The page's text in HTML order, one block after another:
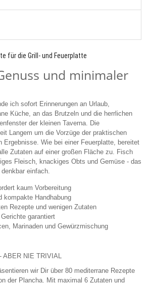
für die Grill- und Feuerplatte
und minimaler
ich sofort Erinnerungen an Urlaub,
Küche, an das Brutzeln und die herrlichen
der kleinen Taverna. Die
Langem um die Vorzüge der praktischen
Ergebnisse. Wie bei einer Feuerplatte, bereitet
Zutaten auf einer großen Fläche zu. Fisch
Fleisch, knackiges Obts und Gemüse - das
einfach.
kaum Vorbereitung
kompakte Handhabung
Rezepte und wenigen Zutaten
garantiert
Marinaden und Gewürzmischung
ABER NIE TRIVIAL
wir Dir über 80 mediterrane Rezepte
der Plancha. M it maximal 6 Zutaten und